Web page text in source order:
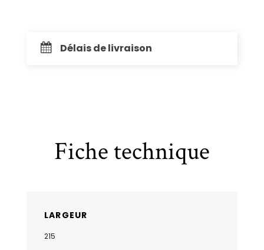
Délais de livraison
Fiche technique
LARGEUR
215